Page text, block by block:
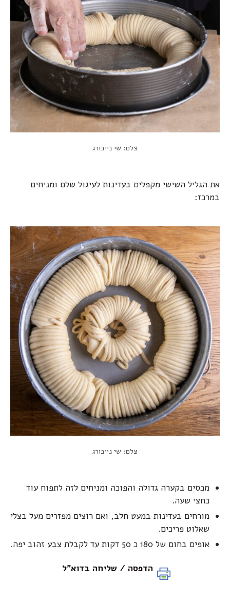
צלם: שי נייבורג
את הגליל השישי מקפלים בעדינות לעיגול שלם ומניחים
במרכז:
צלם: שי נייבורג
מכסים בקערה גדולה והפוכה ומניחים לזה לתפוח עוד
כחצי שעה.
מורחים בעדינות במעט חלב, ואם רוצים מפזרים מעל בצלי
שאלוט פריכים.
אופים בחום של 180 כ 50 דקות עד לקבלת צבע זהוב יפה.
הדפסה / שליחה בדוא"ל